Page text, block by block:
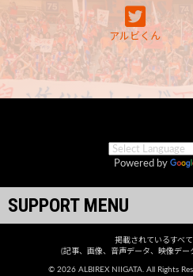
アルビくん
Powered by
SUPPORT MENU
掲載されているすべ
(記事、画像、音声データ、映像デー
© 2026 ALBIREX NIIGATA. All Rights